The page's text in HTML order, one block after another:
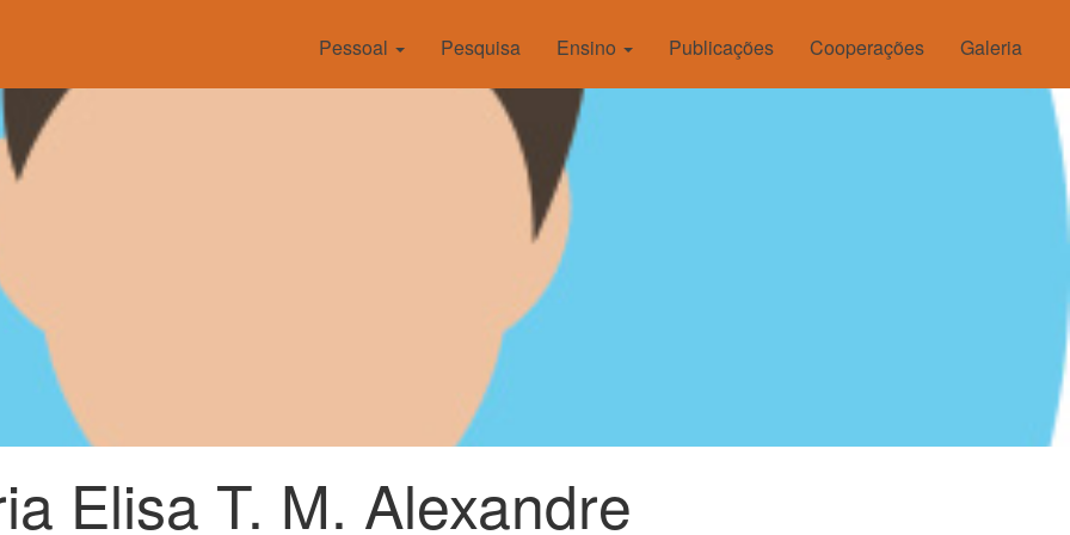
Pessoal Pesquisa Ensino Publicações Cooperações Galeria
Elisa T. M. Alexandre